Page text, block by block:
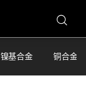
镍基合金 铜合金